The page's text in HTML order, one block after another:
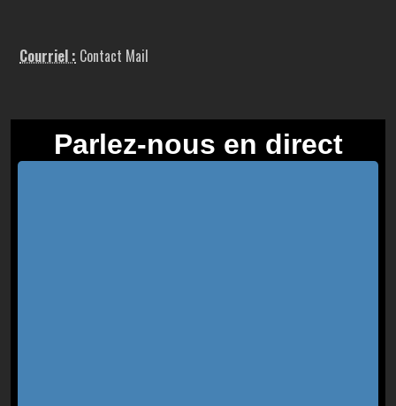
Courriel : Contact Mail